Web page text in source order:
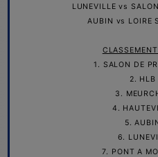
LUNEVILLE vs
AUBIN vs LOIRE
1. SALON DE
2.
3.
4.
5.
6.
7. PONT A